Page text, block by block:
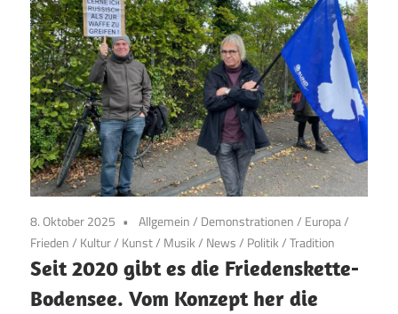
8. Oktober 2025 Allgemein/ Demonstrationen/ Europa/
Frieden/ Kultur/ Kunst/ Musik/ News/ Politik/Tradition
Seit 2020 gibt es die Friedenskette-
Bodensee. Vom Konzept her die